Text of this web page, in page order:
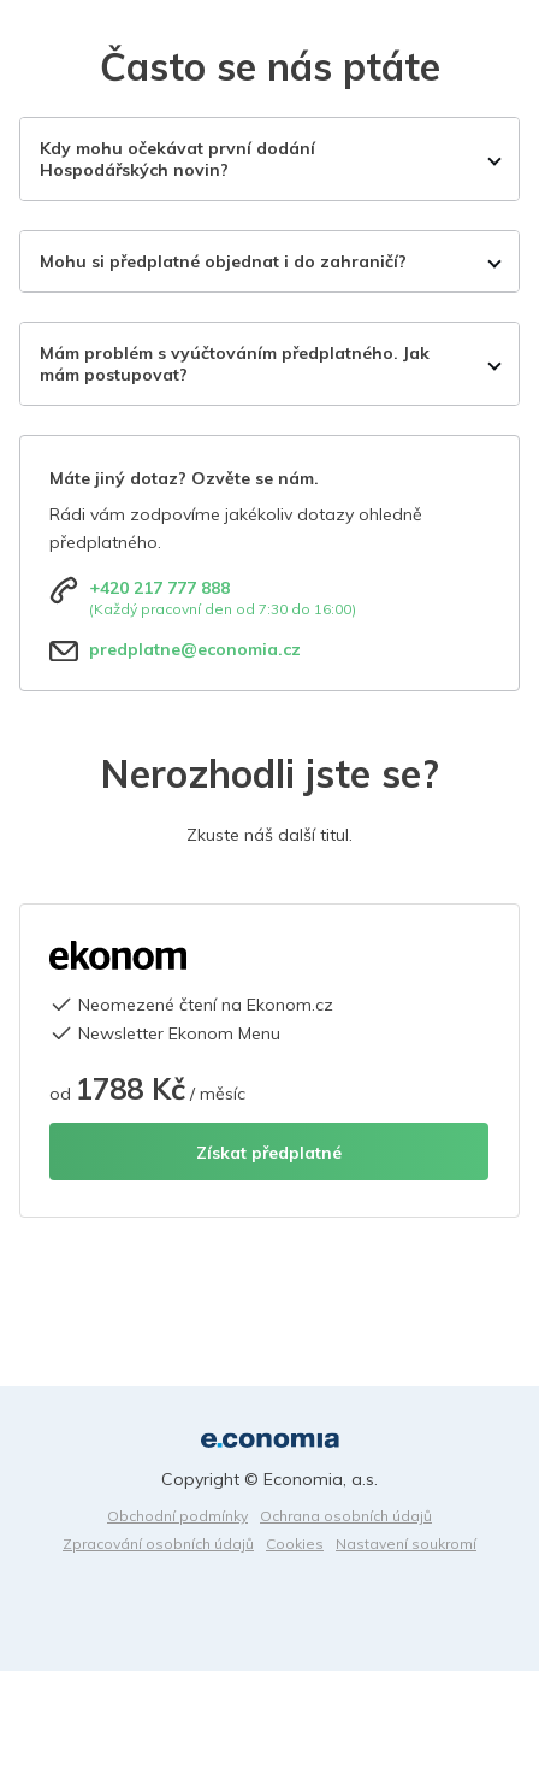
Často se nás ptáte
Kdy mohu očekávat první dodání
Hospodářských novin?
Mohu si předplatné objednat i do zahraničí?
Mám problém s vyúčtováním předplatného. Jak
mám postupovat?
Máte jiný dotaz? Ozvěte se nám.
Rádi vám zodpovíme jakékoliv dotazy ohledně
předplatného.
+420 217 777 888
(Každý pracovní den od 7:30 do 16:00)
predplatne@economia.cz
Nerozhodli jste se?
Zkuste náš další titul.
Neomezené čtení na Ekonom.cz
Newsletter Ekonom Menu
od 1788 Kč / měsíc
Získat předplatné
Obchodní podmínky
Ochrana osobních údajů
Zpracování osobních údajů
Cookies Nastavení soukromí
Copyright © Economia, a.s.